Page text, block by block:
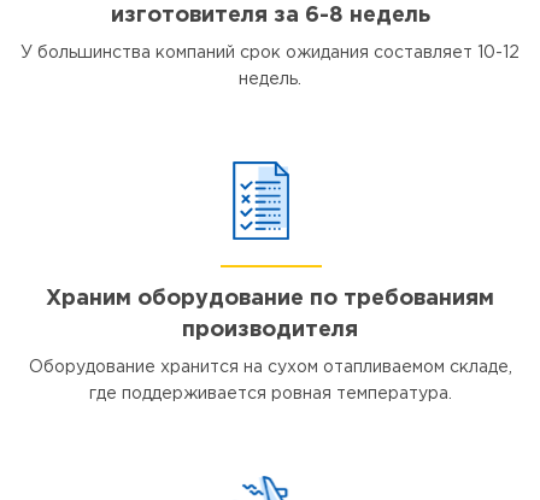
изготовителя за 6-8 недель
У большинства компаний срок ожидания составляет 10-12
недель.
Храним оборудование по требованиям
производителя
Оборудование хранится на сухом отапливаемом складе,
где поддерживается ровная температура.